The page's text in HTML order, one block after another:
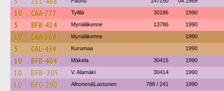
10 CAA-777 Tyllilä 30186 1990
5 BFB-424 Mynäliikenne 13786 1990
10 CAA-168 Mynäliikenne 1990
5 CAL-439 Kurumaa 1990
10 BFB-404 Mäkela 30415 1990
10 BFB-205 V. Alamäki 30414 1990
10 BFC-290 Alhonen&Lastunen 788 / 241 1990